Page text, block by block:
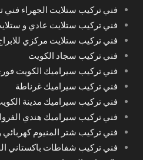
فني تركيب ستلايت الجهراء فني
فني تركيب ستلايت عادي و
فني تركيب ستلايت مركزي
فني تركيب سجاد الكويت
فني تركيب سيراميك الكويت
فني تركيب سيراميك غرناطة
فني تركيب سيراميك مدينة
فني تركيب سيراميك هندي
فني تركيب شتر المنيوم كهربائي
فني تركيب شفاطات باكستاني